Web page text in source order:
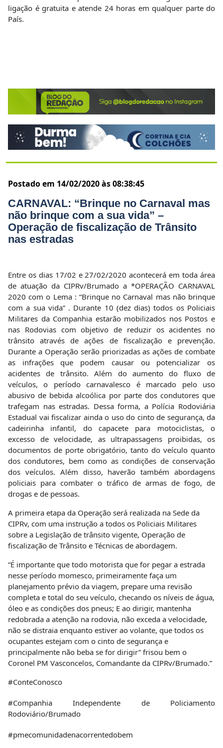
nas estradas
de atuação da CIPRv/Brumado a *OPERAÇÃO CARNAVAL
2020 com o Lema : “Brinque no Carnaval mas não brinque
Militares da Companhia estarão mobilizados nos Postos e
trânsito através de ações de fiscalização e prevenção.
Durante a Operação serão priorizadas as ações de combate
as infrações que podem causar ou potencializar os
acidentes de trânsito. Além do aumento do fluxo de
veículos, o período carnavalesco é marcado pelo uso
abusivo de bebida alcoólica por parte dos condutores que
cadeirinha infantil, do capacete para motociclistas, o
excesso de velocidade, as ultrapassagens proibidas, os
documentos de porte obrigatório, tanto do veículo quanto
dos condutores, bem como as condições de conservação
dos veículos. Além disso, haverão também abordagens
policiais para combater o tráfico de armas de fogo, de
drogas e de pessoas.
A primeira etapa da Operação será realizada na Sede da
CIPRv, com uma instrução a todos os Policiais Militares
sobre a Legislação de trânsito vigente, Operação de
fiscalização de Trânsito e Técnicas de abordagem.
“É importante que todo motorista que for pegar a estrada
nesse período momesco, primeiramente faça um
planejamento prévio da viagem, prepare uma revisão
completa e total do seu veículo, checando os níveis de água,
óleo e as condições dos pneus; E ao dirigir, mantenha
redobrada a atenção na rodovia, não exceda a velocidade,
não se distraia enquanto estiver ao volante, que todos os
ocupantes estejam com o cinto de segurança e
principalmente não beba se for dirigir” frisou bem o
Coronel PM Vasconcelos, Comandante da CIPRv/Brumado.”
#ConteConosco
#Companhia Independente de Policiamento
Rodoviário/Brumado
#pmecomunidadenacorrentedobem